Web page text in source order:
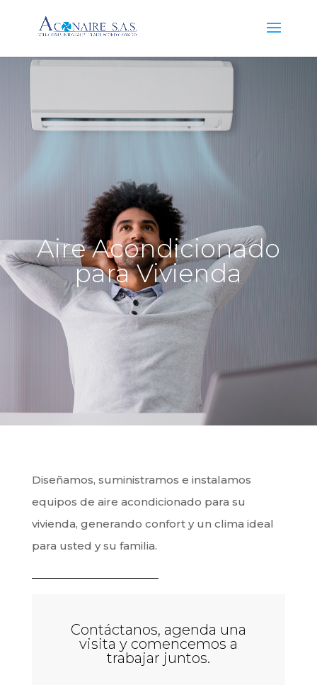
Aire Acondicionado
para Vivienda
Diseñamos, suministramos e instalamos
equipos de aire acondicionado para su
vivienda, generando confort y un clima ideal
para usted y su familia.
Contáctanos, agenda una
visita y comencemos a
trabajar juntos.